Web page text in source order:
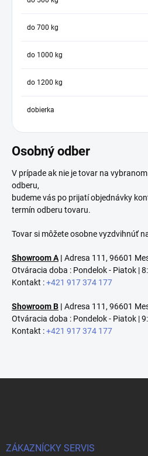
do 700 kg
do 1000 kg
do 1200 kg
dobierka
Osobný odber
V prípade ak nie je tovar na
odberu,
budeme vás po prijatí objednávky
termín odberu tovaru.
Tovar si môžete osobne vyzdvihnúť
Showroom A | Adresa 111, 96601
Otváracia doba : Pondelok - Piatok |
Kontakt :+421 917 374 177
Showroom B | Adresa 111, 96601
Otváracia doba : Pondelok - Piatok |
Kontakt :+421 917 374 177
ZÁKAZNÍCKY SERVIS